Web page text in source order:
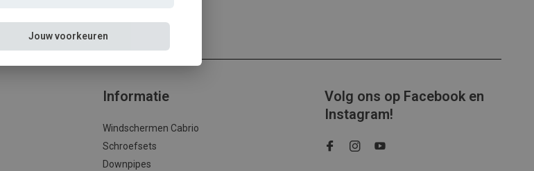
Informatie
Windschermen Cabrio
Schroefsets
Downpipes
Volg ons op Facebook en
Instagram!
Jouw voorkeuren